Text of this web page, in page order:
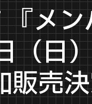
メ
日
販売